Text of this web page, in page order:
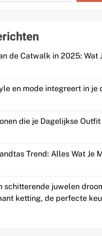
de Catwalk in 2025: Wat
en mode integreert in je
die je Dagelijkse Outfit
Trend: Alles Wat Je
schitterende juwelen
ketting, de perfecte